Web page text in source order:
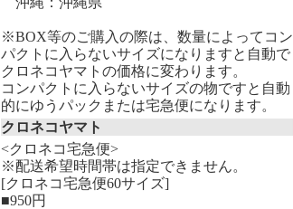
※BOX等のご購入の際は、数量によってコン
パクトに入らないサイズになりますと自動で
クロネコヤマトの価格に変わります。
コンパクトに入らないサイズの物ですと自動
的にゆうパックまたは宅急便になります。
クロネコヤマト
<クロネコ宅急便>
※配送希望時間帯は指定できません。
[クロネコ宅急便60サイズ]
■950円